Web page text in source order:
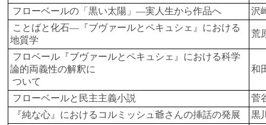
フローベールの「黒い太陽」―実人生から作品へ
沢
ことばと化石―『ブヴァールとペキュシェ』における
地質学
荒
フロベール『ブヴァールとペキュシェ』における科学
論的両義性の解釈に
ついて
和
フローベールと民主主義小説
菅
『純な心』におけるコルミッシュ爺さんの挿話の発展
黒